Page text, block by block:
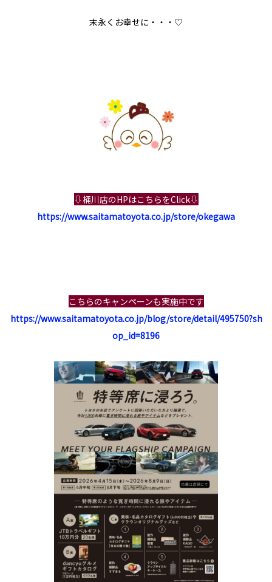
末永くお幸せに・・・♡
⇩桶川店のHPはこちらをClick⇩
https://www.saitamatoyota.co.jp/store/okegawa
こちらのキャンペーンも実施中です
https://www.saitamatoyota.co.jp/blog/store/detail/495750?sh
op_id=8196